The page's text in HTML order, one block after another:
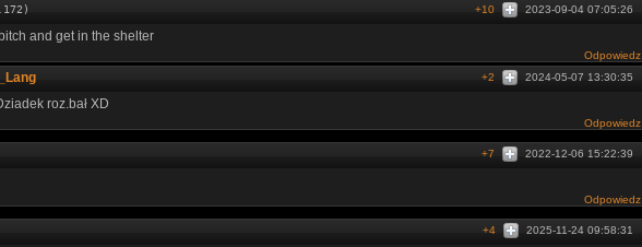
2023-09-04 07:05:26
+10
and get in the shelter
Odpowiedz
2024-05-07 13:30:35
+2
roz.bał XD
Odpowiedz
2022-12-06 15:22:39
+7
Odpowiedz
2025-11-24 09:58:31
+4